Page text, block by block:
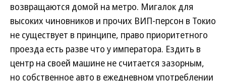
возвращаются домой на метро. Мигалок для
высоких чиновников и прочих ВИП-персон в Токио
не существует в принципе, право приоритетного
проезда есть разве что у императора. Ездить в
центр на своей машине не считается зазорным,
но собственное авто в ежедневном употреблении